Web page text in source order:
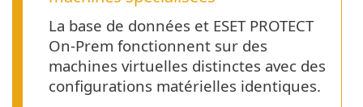
La base de données et ESET PROTECT
On-Prem fonctionnent sur des
machines virtuelles distinctes avec des
configurations matérielles identiques.